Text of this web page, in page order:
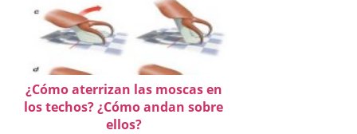
¿Cómo aterrizan las moscas en
los techos? ¿Cómo andan sobre
ellos?